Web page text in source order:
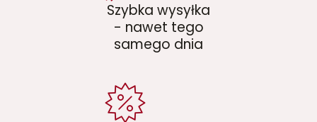
Szybka wysyłka
- nawet tego
samego dnia